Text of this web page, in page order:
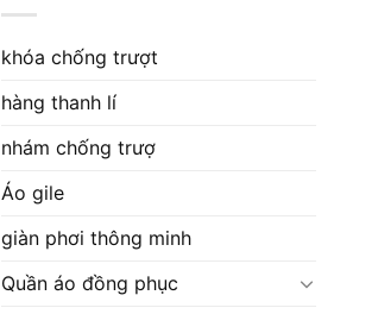
khóa chống trượt
hàng thanh lí
nhám chống trượ
Áo gile
giàn phơi thông minh
Quần áo đồng phục